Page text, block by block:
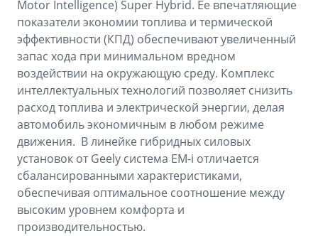
Motor Intelligence) Super Hybrid. Ее впечатляющие
показатели экономии топлива и термической
эффективности (КПД) обеспечивают увеличенный
запас хода при минимальном вредном
воздействии на окружающую среду. Комплекс
интеллектуальных технологий позволяет снизить
расход топлива и электрической энергии, делая
автомобиль экономичным в любом режиме
движения. В линейке гибридных силовых
установок от Geely система EM-i отличается
сбалансированными характеристиками,
обеспечивая оптимальное соотношение между
высоким уровнем комфорта и
производительностью.